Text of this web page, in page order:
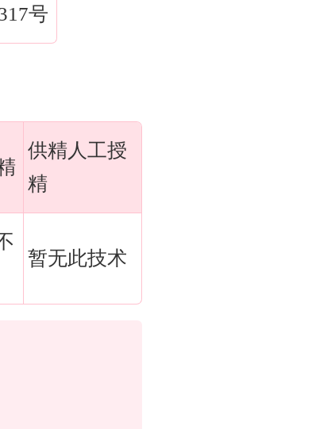
号
供精人工授
精
暂无此技术